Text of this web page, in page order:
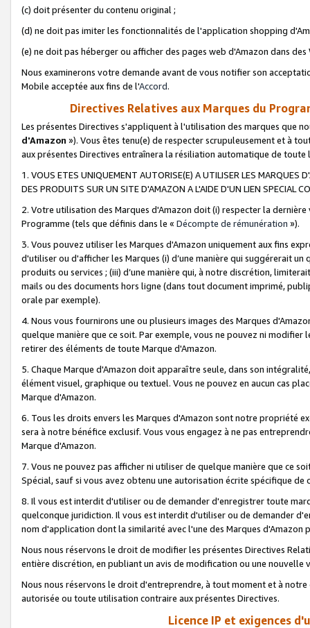
(c) doit présenter du contenu original ;
(d) ne doit pas imiter les fonctionnalités de l'application shopping
(e) ne doit pas héberger ou afficher des pages web d'Amazon dans
Nous examinerons votre demande avant de vous notifier son
Mobile acceptée aux fins de l'Accord.
Directives Relatives aux Marques du
Les présentes Directives s'appliquent à l'utilisation des marques que
d'Amazon »). Vous êtes tenu(e) de respecter scrupuleusement et à
aux présentes Directives entraînera la résiliation automatique de
1. VOUS ETES UNIQUEMENT AUTORISE(E) A UTILISER LES MARQUES
DES PRODUITS SUR UN SITE D'AMAZON A L'AIDE D'UN LIEN SPECIAL
2. Votre utilisation des Marques d'Amazon doit (i) respecter la
Programme (tels que définis dans le « Décompte de rémunération »).
3. Vous pouvez utiliser les Marques d'Amazon uniquement aux fins
d'utiliser ou d'afficher les Marques (i) d’une manière qui suggérerait
produits ou services ; (iii) d’une manière qui, à notre discrétion,
mails ou des documents hors ligne (dans tout document imprimé,
orale par exemple).
4. Nous vous fournirons une ou plusieurs images des Marques
quelque manière que ce soit. Par exemple, vous ne pouvez ni
retirer des éléments de toute Marque d'Amazon.
5. Chaque Marque d'Amazon doit apparaître seule, dans son
élément visuel, graphique ou textuel. Vous ne pouvez en aucun cas
Marque d'Amazon.
6. Tous les droits envers les Marques d'Amazon sont notre propriété
sera à notre bénéfice exclusif. Vous vous engagez à ne pas
Marque d'Amazon.
7. Vous ne pouvez pas afficher ni utiliser de quelque manière que ce
Spécial, sauf si vous avez obtenu une autorisation écrite spécifique de
8. Il vous est interdit d'utiliser ou de demander d'enregistrer toute
quelconque juridiction. Il vous est interdit d'utiliser ou de demander
nom d'application dont la similarité avec l'une des Marques
Nous nous réservons le droit de modifier les présentes Directives
entière discrétion, en publiant un avis de modification ou une nouvelle
Nous nous réservons le droit d'entreprendre, à tout moment et à
autorisée ou toute utilisation contraire aux présentes Directives.
Licence IP et exigences